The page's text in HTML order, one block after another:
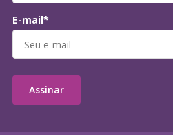
E-mail*
Assinar